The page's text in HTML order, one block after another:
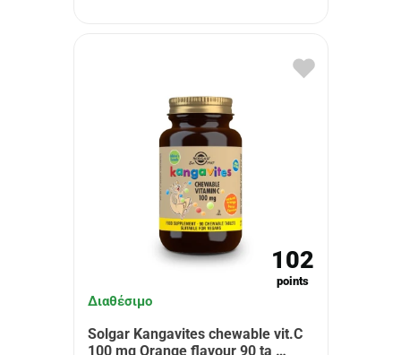
102
points
Διαθέσιμο
Solgar Kangavites chewable vit.C
100 mg Orange flavour 90 ta …